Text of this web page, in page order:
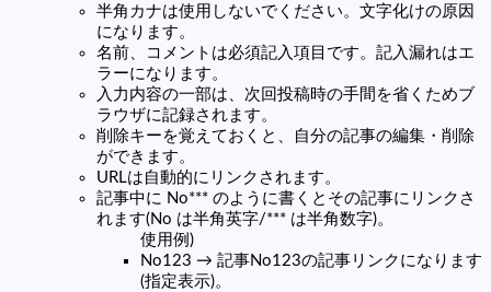
半角カナは使用しないでください。文字化けの原因
になります。
名前、コメントは必須記入項目です。記入漏れはエ
ラーになります。
入力内容の一部は、次回投稿時の手間を省くためブ
ラウザに記録されます。
削除キーを覚えておくと、自分の記事の編集・削除
ができます。
URLは自動的にリンクされます。
記事中に No*** のように書くとその記事にリンクさ
れます(No は半角英字/*** は半角数字)。
使用例)
No123 → 記事No123の記事リンクになります
(指定表示)。